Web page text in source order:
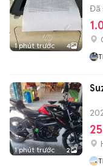
1 phút trước 4
Đã
1 phút trước 2